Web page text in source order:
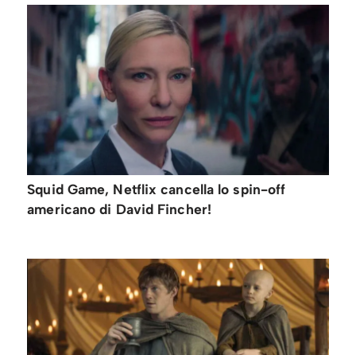
Squid Game, Netflix cancella lo spin-off
americano di David Fincher!